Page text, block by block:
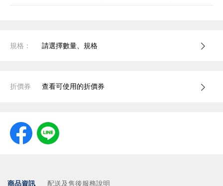
規格： 請選擇數量、規格
折價券 查看可使用的折價券
商品資訊 配送及售後服務說明